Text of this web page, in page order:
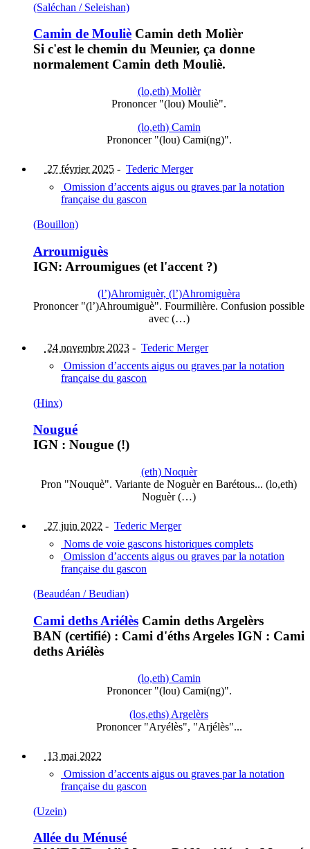
(Saléchan / Seleishan)
Camin de Mouliè Camin deth Molièr
Si c'est le chemin du Meunier, ça donne
normalement Camin deth Mouliè.
(lo,eth) Molièr
Prononcer "(lou) Mouliè".
(lo,eth) Camin
Prononcer "(lou) Cami(ng)".
27 février 2025 - Tederic Merger
Omission d’accents aigus ou graves par la notation
française du gascon
(Bouillon)
Arroumiguès
IGN: Arroumigues (et l'accent ?)
(l’)Ahromiguèr, (l’)Ahromiguèra
Prononcer "(l’)Ahroumiguè". Fourmilière. Confusion possible
avec (…)
24 novembre 2023 - Tederic Merger
Omission d’accents aigus ou graves par la notation
française du gascon
(Hinx)
Nougué
IGN : Nougue (!)
(eth) Noquèr
Pron "Nouquè". Variante de Noguèr en Barétous... (lo,eth)
Noguèr (…)
27 juin 2022 - Tederic Merger
Noms de voie gascons historiques complets
Omission d’accents aigus ou graves par la notation
française du gascon
(Beaudéan / Beudian)
Cami deths Ariélès Camin deths Argelèrs
BAN (certifié) : Cami d'éths Argeles IGN : Cami
deths Ariélès
(lo,eth) Camin
Prononcer "(lou) Cami(ng)".
(los,eths) Argelèrs
Prononcer "Aryélès", "Arjélès"...
13 mai 2022
Omission d’accents aigus ou graves par la notation
française du gascon
(Uzein)
Allée du Ménusé